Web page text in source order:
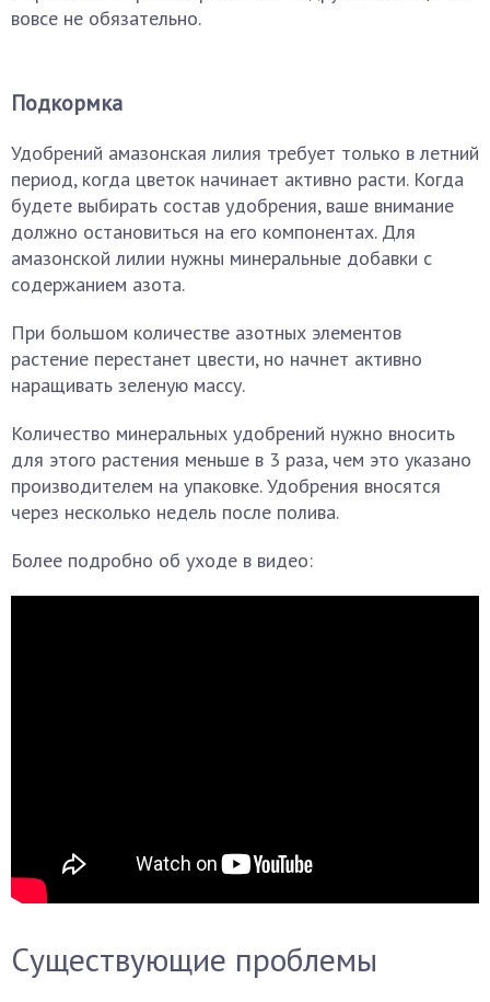
вовсе не обязательно.
Подкормка
Удобрений амазонская лилия требует только в летний
период, когда цветок начинает активно расти. Когда
будете выбирать состав удобрения, ваше внимание
должно остановиться на его компонентах. Для
амазонской лилии нужны минеральные добавки с
содержанием азота.
При большом количестве азотных элементов
растение перестанет цвести, но начнет активно
наращивать зеленую массу.
Количество минеральных удобрений нужно вносить
для этого растения меньше в 3 раза, чем это указано
производителем на упаковке. Удобрения вносятся
через несколько недель после полива.
Более подробно об уходе в видео:
Существующие проблемы